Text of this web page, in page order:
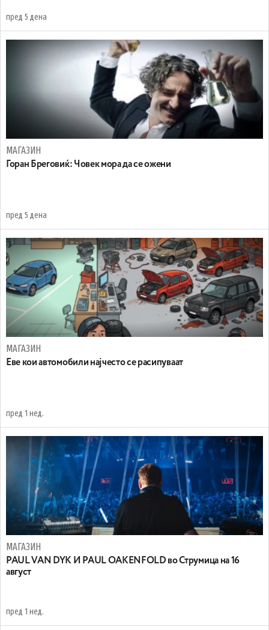
пред 5 дена
МАГАЗИН
Горан Бреговиќ: Човек мора да се ожени
пред 5 дена
МАГАЗИН
Еве кои автомобили најчесто се расипуваат
пред 1 нед.
МАГАЗИН
PAUL VAN DYK И PAUL OAKENFOLD во Струмица на 16
август
пред 1 нед.